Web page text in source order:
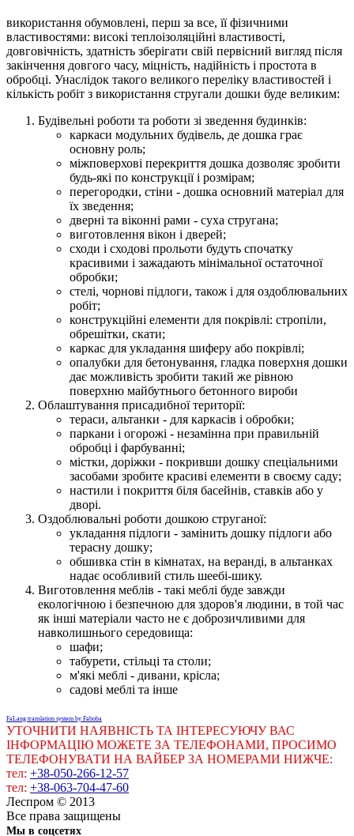
використання обумовлені, перш за все, її фізичними
властивостями: високі теплоізоляційні властивості,
довговічність, здатність зберігати свій первісний вигляд після
закінчення довгого часу, міцність, надійність і простота в
обробці. Унаслідок такого великого переліку властивостей і
кількість робіт з використання стругали дошки буде великим:
Будівельні роботи та роботи зі зведення будинків:
каркаси модульних будівель, де дошка грає
основну роль;
міжповерхові перекриття дошка дозволяє зробити
будь-які по конструкції і розмірам;
перегородки, стіни - дошка основний матеріал для
їх зведення;
дверні та віконні рами - суха стругана;
виготовлення вікон і дверей;
сходи і сходові прольоти будуть спочатку
красивими і зажадають мінімальної остаточної
обробки;
стелі, чорнові підлоги, також і для оздоблювальних
робіт;
конструкційні елементи для покрівлі: стропіли,
обрешітки, скати;
каркас для укладання шиферу або покрівлі;
опалубки для бетонування, гладка поверхня дошки
дає можливість зробити такий же рівною
поверхню майбутнього бетонного вироби
Облаштування присадибної території:
тераси, альтанки - для каркасів і обробки;
паркани і огорожі - незамінна при правильній
обробці і фарбуванні;
містки, доріжки - покривши дошку спеціальними
засобами зробите красиві елементи в своєму саду;
настили і покриття біля басейнів, ставків або у
дворі.
Оздоблювальні роботи дошкою струганої:
укладання підлоги - замінить дошку підлоги або
терасну дошку;
обшивка стін в кімнатах, на веранді, в альтанках
надає особливий стиль шеебі-шику.
Виготовлення меблів - такі меблі буде завжди
екологічною і безпечною для здоров'я людини, в той час
як інші матеріали часто не є доброзичливими для
навколишнього середовища:
шафи;
табурети, стільці та столи;
м'які меблі - дивани, крісла;
садові меблі та інше
FaLang translation system by Faboba
УТОЧНИТИ НАЯВНІСТЬ ТА ІНТЕРЕСУЮЧУ ВАС
ІНФОРМАЦІЮ МОЖЕТЕ ЗА ТЕЛЕФОНАМИ, ПРОСИМО
ТЕЛЕФОНУВАТИ НА ВАЙБЕР ЗА НОМЕРАМИ НИЖЧЕ:
тел: +38-050-266-12-57
тел: +38-063-704-47-60
Леспром © 2013
Все права защищены
Мы в соцсетях